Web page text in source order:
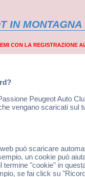
IN MONTAGNA
CON LA REGISTRAZIONE
Peugeot Auto
vengano scaricati sul
può scaricare
un cookie può
termine "cookie" in
se fai click su